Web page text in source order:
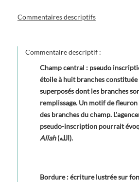
Commentaires descriptifs
Commentaire descriptif :
Champ central : pseudo
étoile à huit branches
superposés dont les branches
remplissage. Un motif de
des branches du champ.
pseudo-inscription pourrait
Allah
(الله).
Bordure : écriture lustrée sur